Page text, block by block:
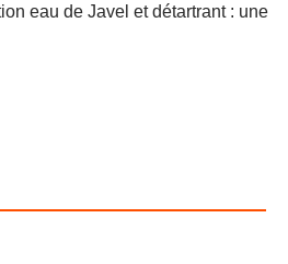
eau de Javel et détartrant : une